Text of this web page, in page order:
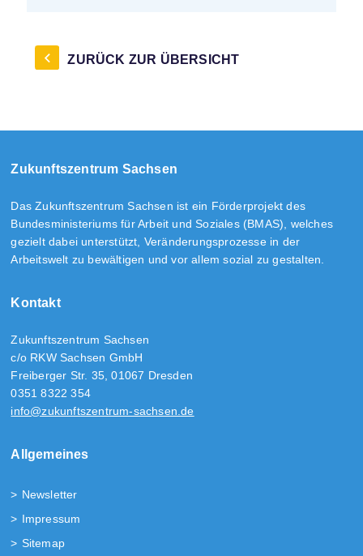
ZURÜCK ZUR ÜBERSICHT
Zukunftszentrum Sachsen
Das Zukunftszentrum Sachsen ist ein Förderprojekt des
Bundesministeriums für Arbeit und Soziales (BMAS), welches
gezielt dabei unterstützt, Veränderungsprozesse in der
Arbeitswelt zu bewältigen und vor allem sozial zu gestalten.
Kontakt
Zukunftszentrum Sachsen
c/o RKW Sachsen GmbH
Freiberger Str. 35, 01067 Dresden
0351 8322 354
info@zukunftszentrum-sachsen.de
Allgemeines
Newsletter
Impressum
Sitemap